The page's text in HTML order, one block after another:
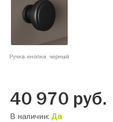
Ручка-кнопка, черный
40 970 руб.
В наличии: Да